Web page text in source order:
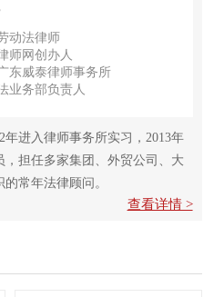
动法律师
师网创办人
东威泰律师事务所
业务部负责人
年进入律师事务所实习，2013年
担任多家集团、外贸公司、大
常年法律顾问。
查看详情 >